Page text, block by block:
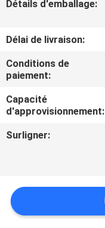
DE
CONTRÔLE
DE
QUALITÉ
NOUS
NOUVELLES
Détails d'emballage:
Délai de livraison:
Conditions de
paiement:
Capacité
d'approvisionnement:
Surligner: